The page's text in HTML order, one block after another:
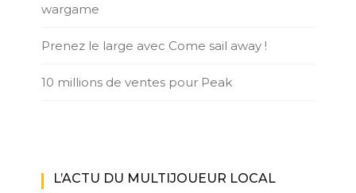
wargame
Prenez le large avec Come sail away !
10 millions de ventes pour Peak
L’ACTU DU MULTIJOUEUR LOCAL